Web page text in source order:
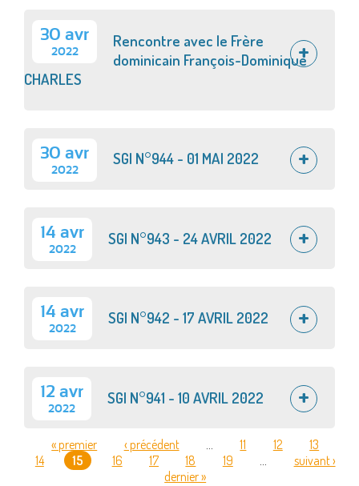
30 avr
2022
Rencontre avec le Frère
dominicain François-Dominique
CHARLES
30 avr
2022
SGI N°944 - 01 MAI 2022
14 avr
2022
SGI N°943 - 24 AVRIL 2022
14 avr
2022
SGI N°942 - 17 AVRIL 2022
12 avr
2022
SGI N°941 - 10 AVRIL 2022
PAGES
« premier ‹ précédent … 11 12
13
14
15 16 17 18 19 …
suivant ›
dernier »